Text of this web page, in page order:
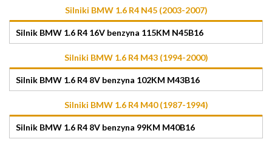
Silniki BMW 1.6 R4 N45 (2003-2007)
Silnik BMW 1.6 R4 16V benzyna 115KM N45B16
Silniki BMW 1.6 R4 M43 (1994-2000)
Silnik BMW 1.6 R4 8V benzyna 102KM M43B16
Silniki BMW 1.6 R4 M40 (1987-1994)
Silnik BMW 1.6 R4 8V benzyna 99KM M40B16